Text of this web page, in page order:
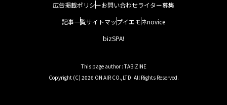
広告掲載ポリシーお問い合わせライター募集
記事一覧サイトマップイエモネnovice
bizSPA!
This page author : TABIZINE
Copyright (C) 2026 ON AIR CO.,LTD. All Rights Reserved.